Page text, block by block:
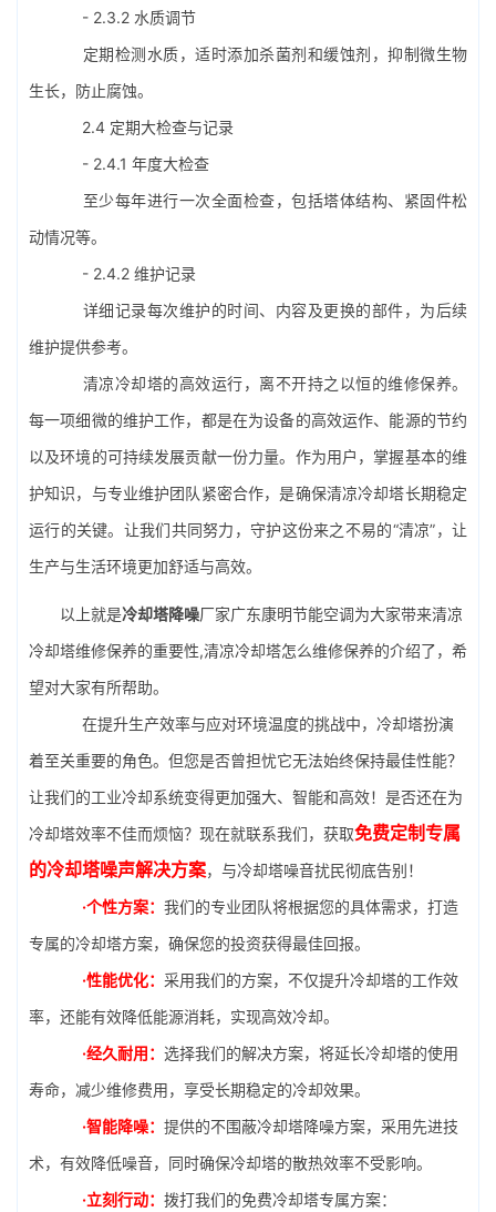
- 2.3.2 水质调节
定期检测水质，适时添加杀菌剂和缓蚀剂，抑制微生物
生长，防止腐蚀。
2.4 定期大检查与记录
- 2.4.1 年度大检查
至少每年进行一次全面检查，包括塔体结构、紧固件松
动情况等。
- 2.4.2 维护记录
详细记录每次维护的时间、内容及更换的部件，为后续
维护提供参考。
清凉冷却塔的高效运行，离不开持之以恒的维修保养。
每一项细微的维护工作，都是在为设备的高效运作、能源的节约
以及环境的可持续发展贡献一份力量。作为用户，掌握基本的维
护知识，与专业维护团队紧密合作，是确保清凉冷却塔长期稳定
运行的关键。让我们共同努力，守护这份来之不易的“清凉”，让
生产与生活环境更加舒适与高效。
以上就是冷却塔降噪厂家广东康明节能空调为大家带来清凉
冷却塔维修保养的重要性,清凉冷却塔怎么维修保养的介绍了，希
望对大家有所帮助。
在提升生产效率与应对环境温度的挑战中，冷却塔扮演
着至关重要的角色。但您是否曾担忧它无法始终保持最佳性能？
让我们的工业冷却系统变得更加强大、智能和高效！是否还在为
冷却塔效率不佳而烦恼？现在就联系我们，获取免费定制专属
的冷却塔噪声解决方案，与冷却塔噪音扰民彻底告别！
·个性方案： 我们的专业团队将根据您的具体需求，打造
专属的冷却塔方案，确保您的投资获得最佳回报。
·性能优化： 采用我们的方案，不仅提升冷却塔的工作效
率，还能有效降低能源消耗，实现高效冷却。
·经久耐用： 选择我们的解决方案，将延长冷却塔的使用
寿命，减少维修费用，享受长期稳定的冷却效果。
·智能降噪： 提供的不围蔽冷却塔降噪方案，采用先进技
术，有效降低噪音，同时确保冷却塔的散热效率不受影响。
·立刻行动： 拨打我们的免费冷却塔专属方案：